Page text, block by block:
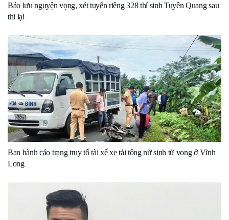
Bảo lưu nguyện vọng, xét tuyển riêng 328 thí sinh Tuyên Quang sau
thi lại
Ban hành cáo trạng truy tố tài xế xe tải tông nữ sinh tử vong ở Vĩnh
Long